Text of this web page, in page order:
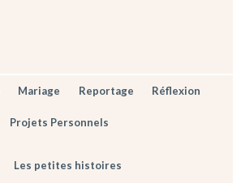
Mariage Reportage Réflexion
Projets Personnels
Les petites histoires